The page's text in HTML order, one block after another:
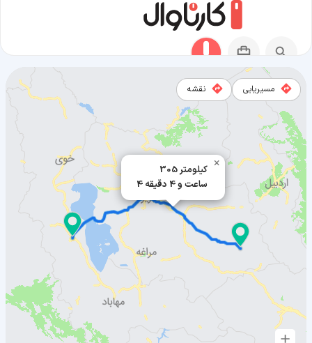
305 کیلومتر
4 ساعت و 4 دقیقه
×
مسیریابی نقشه
مسیر میانه به ارومیه